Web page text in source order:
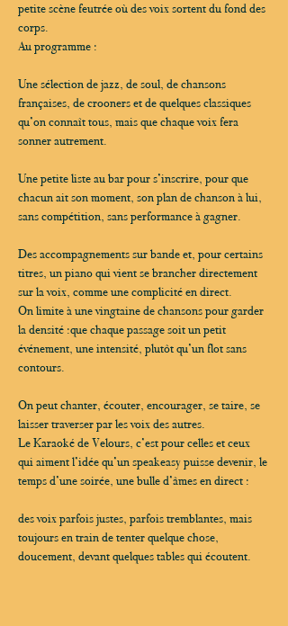
petite scène feutrée où des voix sortent du fond des
corps.
Au programme :
Une sélection de jazz, de soul, de chansons
françaises, de crooners et de quelques classiques
qu’on connaît tous, mais que chaque voix fera
sonner autrement.
Une petite liste au bar pour s’inscrire, pour que
chacun ait son moment, son plan de chanson à lui,
sans compétition, sans performance à gagner.
Des accompagnements sur bande et, pour certains
titres, un piano qui vient se brancher directement
sur la voix, comme une complicité en direct.
On limite à une vingtaine de chansons pour garder
la densité :que chaque passage soit un petit
événement, une intensité, plutôt qu’un flot sans
contours.
On peut chanter, écouter, encourager, se taire, se
laisser traverser par les voix des autres.
Le Karaoké de Velours, c’est pour celles et ceux
qui aiment l’idée qu’un speakeasy puisse devenir, le
temps d’une soirée, une bulle d’âmes en direct :
des voix parfois justes, parfois tremblantes, mais
toujours en train de tenter quelque chose,
doucement, devant quelques tables qui écoutent.